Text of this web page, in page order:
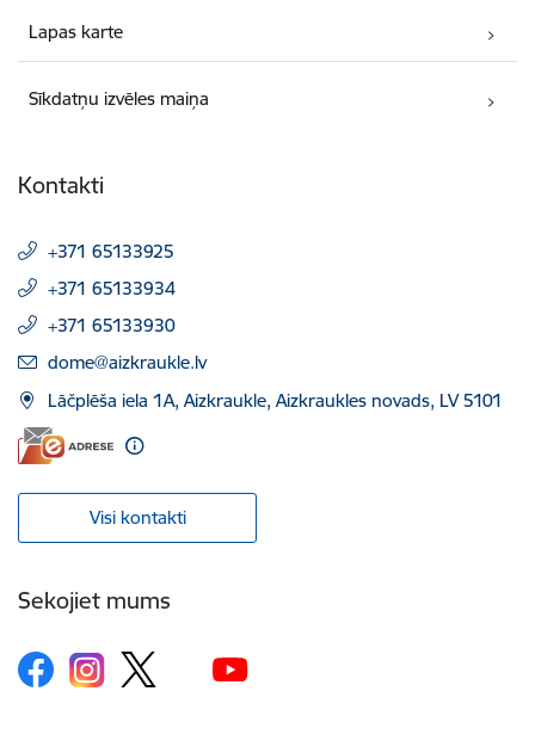
Lapas karte
Sīkdatņu izvēles maiņa
Kontakti
+371 65133925
+371 65133934
+371 65133930
E-pasts:
dome@aizkraukle.lv
Lāčplēša iela 1A, Aizkraukle, Aizkraukles novads, LV 5101
Visi kontakti
Sekojiet mums